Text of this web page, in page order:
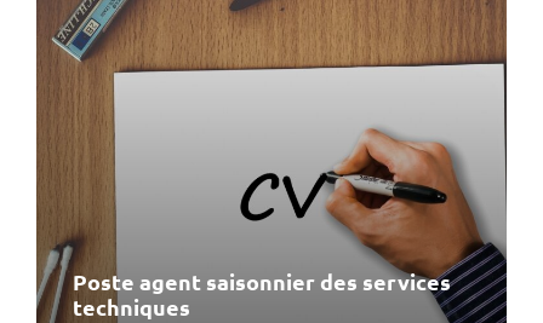
Poste agent saisonnier des services
techniques